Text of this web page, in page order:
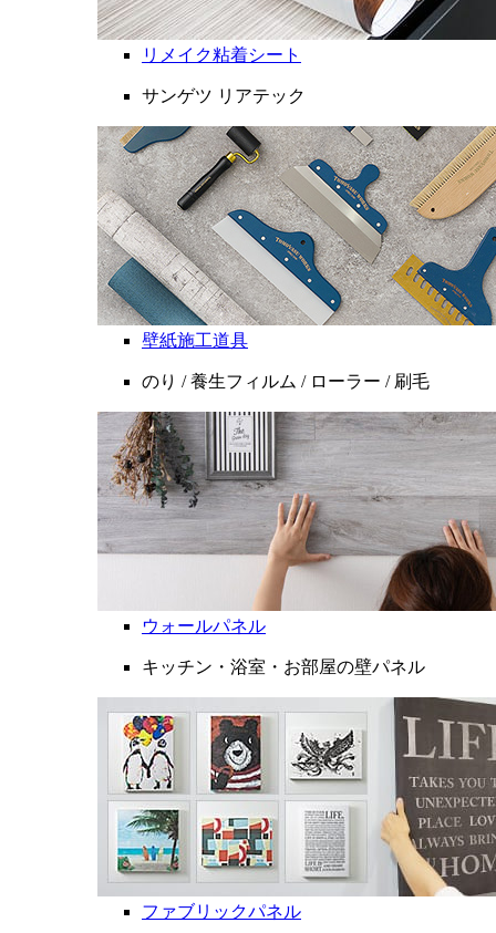
リメイク粘着シート
サンゲツ リアテック
壁紙施工道具
のり / 養生フィルム / ローラー / 刷毛
ウォールパネル
キッチン・浴室・お部屋の壁パネル
ファブリックパネル